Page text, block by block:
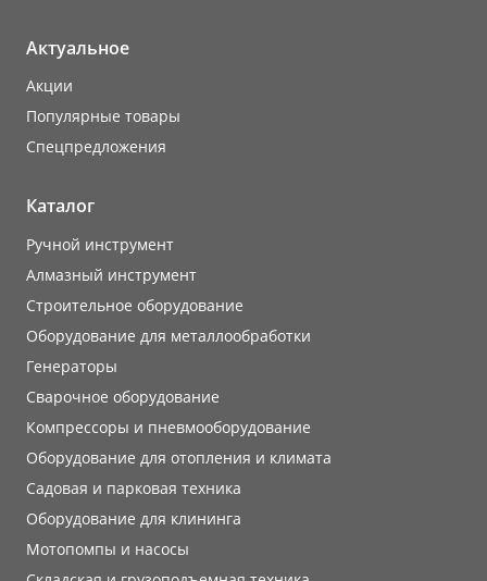
Актуальное
Акции
Популярные товары
Cпецпредложения
Каталог
Ручной инструмент
Алмазный инструмент
Строительное оборудование
Оборудование для металлообработки
Генераторы
Сварочное оборудование
Компрессоры и пневмооборудование
Оборудование для отопления и климата
Садовая и парковая техника
Оборудование для клининга
Мотопомпы и насосы